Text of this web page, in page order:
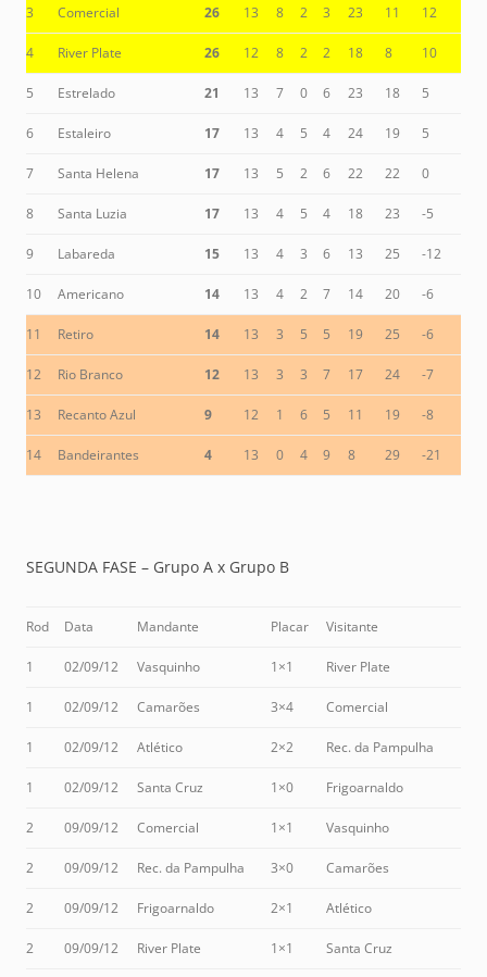
3 Comercial 26 13 8 2 3 23 11 12
4 River Plate 26 12 8 2 2 18 8 10
5 Estrelado 21 13 7 0 6 23 18 5
6 Estaleiro 17 13 4 5 4 24 19 5
7 Santa Helena 17 13 5 2 6 22 22 0
8 Santa Luzia 17 13 4 5 4 18 23 -5
9 Labareda 15 13 4 3 6 13 25 -12
10 Americano 14 13 4 2 7 14 20 -6
11 Retiro 14 13 3 5 5 19 25 -6
12 Rio Branco 12 13 3 3 7 17 24 -7
13 Recanto Azul 9 12 1 6 5 11 19 -8
14 Bandeirantes 4 13 0 4 9 8 29 -21
SEGUNDA FASE – Grupo A x Grupo B
Rod Data Mandante Placar Visitante
1 02/09/12 Vasquinho 1×1 River Plate
1 02/09/12 Camarões 3×4 Comercial
1 02/09/12 Atlético 2×2 Rec. da Pampulha
1 02/09/12 Santa Cruz 1×0 Frigoarnaldo
2 09/09/12 Comercial 1×1 Vasquinho
2 09/09/12 Rec. da Pampulha 3×0 Camarões
2 09/09/12 Frigoarnaldo 2×1 Atlético
2 09/09/12 River Plate 1×1 Santa Cruz